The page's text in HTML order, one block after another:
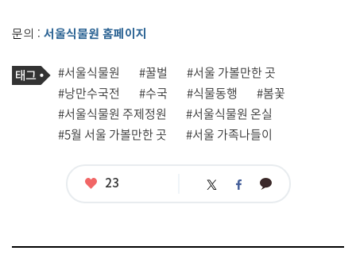
문의 : 서울식물원 홈페이지
기
사
관
련
태
그
태
그
#서울식물원 #꿀벌
#서울 가볼만한 곳
#낭만수국전
#수국 #식물동행
#봄꽃
#서울식물원 주제정원
#서울식물원 온실
#5월 서울 가볼만한 곳
#서울 가족나들이
좋
23 트 페 카